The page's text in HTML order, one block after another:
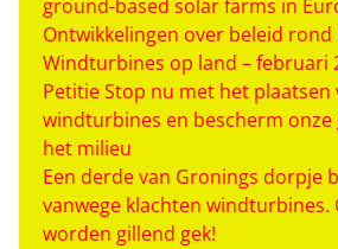
ground-based solar farms in
Ontwikkelingen over beleid
Windturbines op land – februari
Petitie Stop nu met het plaatsen
windturbines en bescherm onze
het milieu
Een derde van Gronings dorpje
vanwege klachten windturbines.
worden gillend gek!